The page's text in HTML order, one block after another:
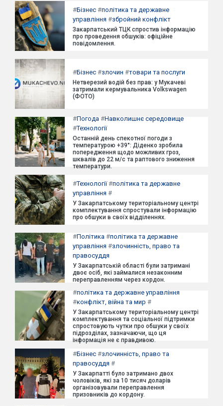
#Бізнес #політика та державне
управління #збройний конфлікт
Закарпатський ТЦК спростив інформацію
про проведення обшуків: офіційне
повідомлення.
#Бізнес #злочин #товари та послуги
Нетверезий водій без прав: у Мукачеві
затримали кермувальника Volkswagen
(ФОТО)
#Погода #Навколишнє середовище
#Технології
Останній день спекотної погоди з
температурою +39°: Діденко зробила
попередження щодо можливих гроз,
шквалів до 22 м/с та раптового зниження
температури.
#Технології#політика та державне
управління #
У Закарпатському територіальному центрі
комплектування спростували інформацію
про обшуки в своїх відділеннях.
#Політика #політика та державне
управління #злочинність, право та
правосуддя
У Закарпатській області були затримані
двоє осіб, які займалися незаконним
переправленням через кордон.
#політика та державне управління
#конфлікт, війна та мир #
У Закарпатському територіальному центрі
комплектування та соціальної підтримки
спростовують чутки про обшуки у своїх
підрозділах, зазначаючи, що ця
інформація не є правдивою.
#Бізнес #злочинність, право та
правосуддя #
У Закарпатті було затримано двох
чоловіків, які за 10 тисяч доларів
організовували переправлення
призовників до кордону.